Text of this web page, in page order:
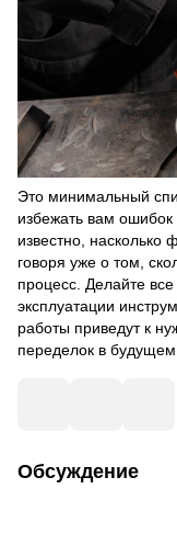
Это минимальный
избежать вам
известно, насколько
говоря уже о том,
процесс. Делайте
эксплуатации
работы приведут к
переделок в будущем.
Обсуждение